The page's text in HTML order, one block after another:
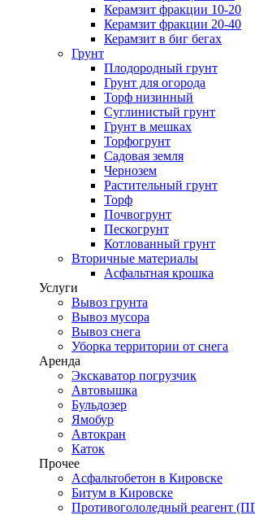
Керамзит фракции 10-20
Керамзит фракции 20-40
Керамзит в биг бегах
Грунт
Плодородный грунт
Грунт для огорода
Торф низинный
Суглинистый грунт
Грунт в мешках
Торфогрунт
Садовая земля
Чернозем
Растительный грунт
Торф
Почвогрунт
Пескогрунт
Котлованный грунт
Вторичные материалы
Асфальтная крошка
Услуги
Вывоз грунта
Вывоз мусора
Вывоз снега
Уборка территории от снега
Аренда
Экскаватор погрузчик
Автовышка
Бульдозер
Ямобур
Автокран
Каток
Прочее
Асфальтобетон в Кировске
Битум в Кировске
Противогололедный реагент